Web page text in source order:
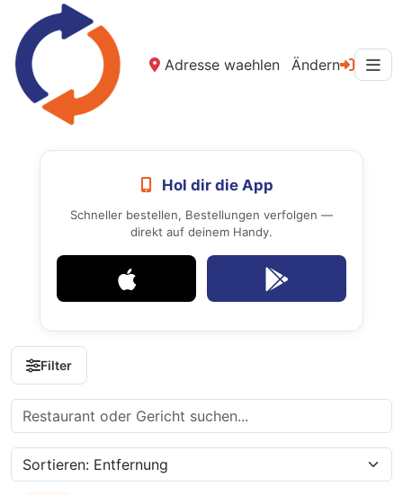
Adresse waehlen Ändern
Hol dir die App
Schneller bestellen, Bestellungen verfolgen —
direkt auf deinem Handy.
Filter